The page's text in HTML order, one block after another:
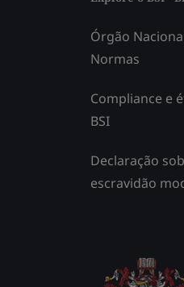
Órgão
Normas
Compliance e
BSI
Declaração
escravidão